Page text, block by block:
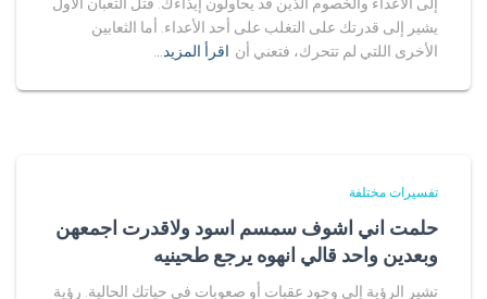
يشير إلى قدرتك على التغلب على أحد الأعداء. أما الثعابين
الأخرى اللتي لم تتحرك، فتعني أن اقرأ المزيد…
تفسيرات مختلفة
حلمت اني اشوف سمسم اسود ولاقدرت اجمعهن
وبعدين واحد قالي انهوه يرجع طحينيه
تشير الرؤية إلى وجود عقبات أو صعوبات في حياتك الحالية. رؤية